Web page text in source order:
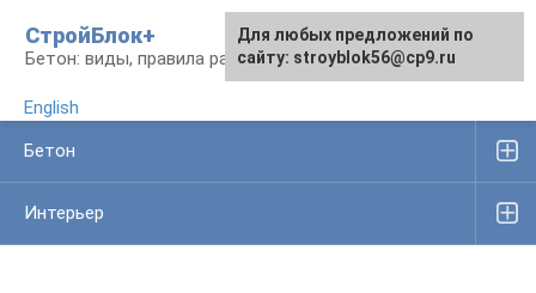
контенту
СтройБлок+
Бетон: виды, правила работы, изделия
English
Бетон
Интерьер
Для любых предложений по
сайту: stroyblok56@cp9.ru
Для любых предложений по
сайту: stroyblok56@cp9.ru